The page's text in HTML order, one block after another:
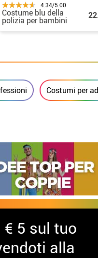
4.34/5.00
Costume blu della
polizia per bambini
piccoli
Costumi per
5 sul tuo
alla